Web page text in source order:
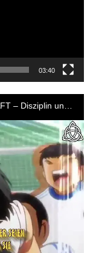
03:40